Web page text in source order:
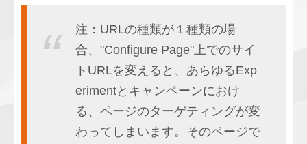
注：URLの種類が１種類の場
合、"Configure Page"上でのサイ
トURLを変えると、あらゆるExp
erimentとキャンペーンにおけ
る、ページのターゲティングが変
わってしまいます。そのページで